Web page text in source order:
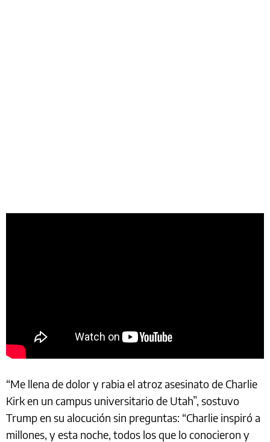
“Me llena de dolor y rabia el atroz asesinato de Charlie
Kirk en un campus universitario de Utah”, sostuvo
Trump en su alocución sin preguntas: “Charlie inspiró a
millones, y esta noche, todos los que lo conocieron y